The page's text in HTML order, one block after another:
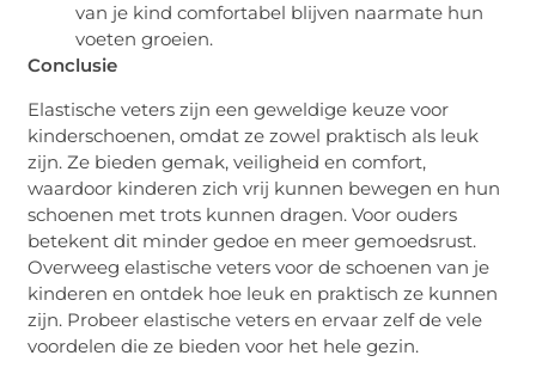
van je kind comfortabel blijven naarmate hun
voeten groeien.
Conclusie
Elastische veters zijn een geweldige keuze voor
kinderschoenen, omdat ze zowel praktisch als leuk
zijn. Ze bieden gemak, veiligheid en comfort,
waardoor kinderen zich vrij kunnen bewegen en hun
schoenen met trots kunnen dragen. Voor ouders
betekent dit minder gedoe en meer gemoedsrust.
Overweeg elastische veters voor de schoenen van je
kinderen en ontdek hoe leuk en praktisch ze kunnen
zijn. Probeer elastische veters en ervaar zelf de vele
voordelen die ze bieden voor het hele gezin.